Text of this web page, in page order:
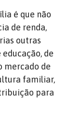
é que não
de renda,
outras
de
mercado de
familiar,
para